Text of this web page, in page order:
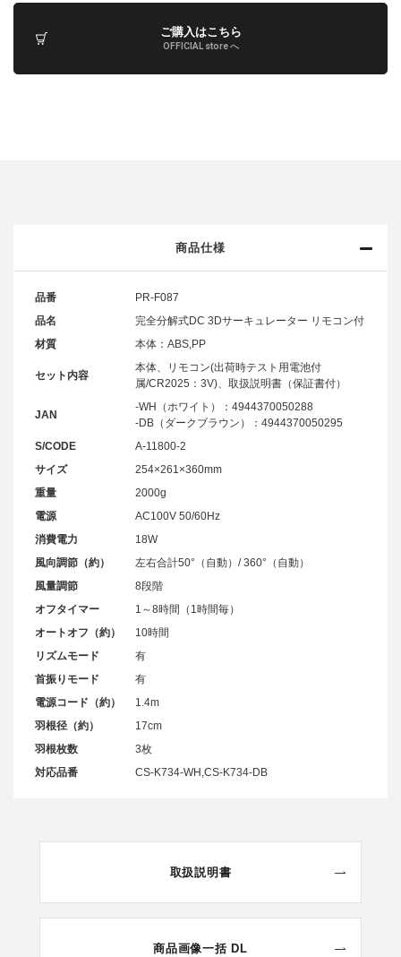
ご購入はこちら
OFFICIAL store へ
商品仕様
品番
PR-F087
品名
完全分解式DC 3Dサーキュレーター リモコン付
材質
本体：ABS,PP
セット内容
本体、リモコン(出荷時テスト用電池付
属/CR2025：3V)、取扱説明書（保証書付）
JAN
-WH（ホワイト）：4944370050288
-DB（ダークブラウン）：4944370050295
S/CODE
A-11800-2
サイズ
254×261×360mm
重量
2000g
電源
AC100V 50/60Hz
消費電力
18W
風向調節（約）
左右合計50°（自動）/ 360°（自動）
風量調節
8段階
オフタイマー
1～8時間（1時間毎）
オートオフ（約）
10時間
リズムモード
有
首振りモード
有
電源コード（約）
1.4m
羽根径（約）
17cm
羽根枚数
3枚
対応品番
CS-K734-WH,CS-K734-DB
取扱説明書
商品画像一括 DL